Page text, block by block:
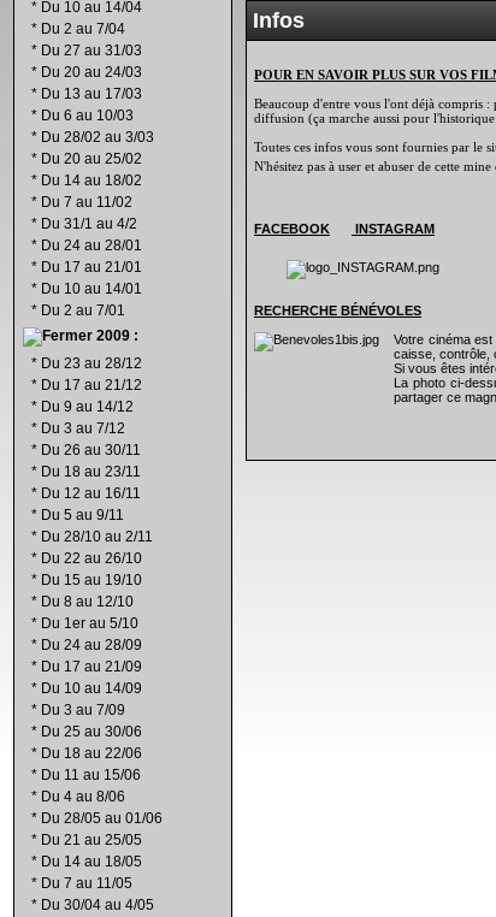
* Du 10 au 14/04
* Du 2 au 7/04
* Du 27 au 31/03
* Du 20 au 24/03
* Du 13 au 17/03
* Du 6 au 10/03
* Du 28/02 au 3/03
* Du 20 au 25/02
* Du 14 au 18/02
* Du 7 au 11/02
* Du 31/1 au 4/2
* Du 24 au 28/01
* Du 17 au 21/01
* Du 10 au 14/01
* Du 2 au 7/01
2009 :
* Du 23 au 28/12
* Du 17 au 21/12
* Du 9 au 14/12
* Du 3 au 7/12
* Du 26 au 30/11
* Du 18 au 23/11
* Du 12 au 16/11
* Du 5 au 9/11
* Du 28/10 au 2/11
* Du 22 au 26/10
* Du 15 au 19/10
* Du 8 au 12/10
* Du 1er au 5/10
* Du 24 au 28/09
* Du 17 au 21/09
* Du 10 au 14/09
* Du 3 au 7/09
* Du 25 au 30/06
* Du 18 au 22/06
* Du 11 au 15/06
* Du 4 au 8/06
* Du 28/05 au 01/06
* Du 21 au 25/05
* Du 14 au 18/05
* Du 7 au 11/05
* Du 30/04 au 4/05
Infos
POUR EN SAVOIR PLUS SUR VOS
Beaucoup d'entre vous l'ont déjà compris :
diffusion (ça marche aussi pour l'historique
Toutes ces infos vous sont fournies par le
N'hésitez pas à user et abuser de cette
FACEBOOK INSTAGRAM
RECHERCHE BÉNÉVOLES
Votre cinéma
caisse, contrôle,
Si vous êtes
La photo ci-
partager ce